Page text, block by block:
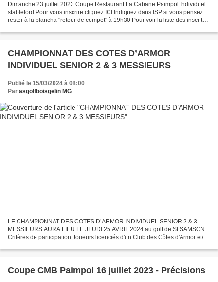
Dimanche 23 juillet 2023 Coupe Restaurant La Cabane Paimpol Individuel
stableford Pour vous inscrire cliquez ICI Indiquez dans ISP si vous pensez
rester à la plancha "retour de compet" à 19h30 Pour voir la liste des inscrits
CHAMPIONNAT DES COTES D’ARMOR
INDIVIDUEL SENIOR 2 & 3 MESSIEURS
Publié le 15/03/2024 à 08:00
Par asgolfboisgelin MG
LE CHAMPIONNAT DES COTES D’ARMOR INDIVIDUEL SENIOR 2 & 3
MESSIEURS AURA LIEU LE JEUDI 25 AVRIL 2024 au golf de St SAMSON
Critères de participation Joueurs licenciés d'un Club des Côtes d'Armor et/ou
Coupe CMB Paimpol 16 juillet 2023 - Précisions